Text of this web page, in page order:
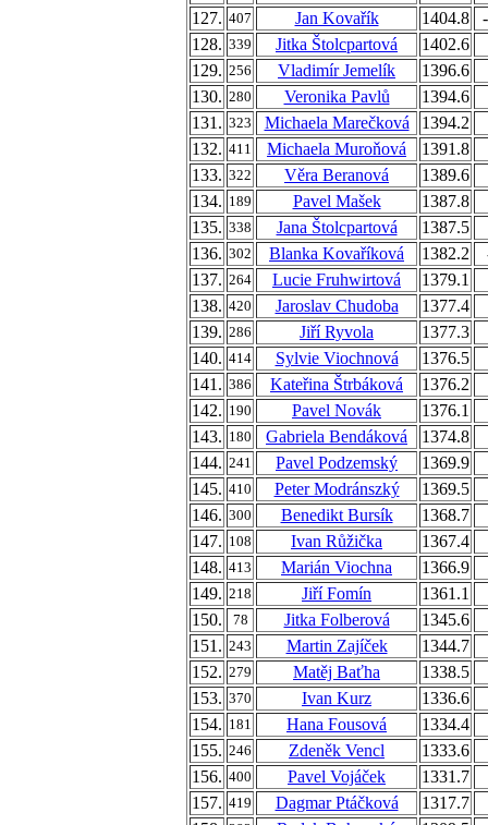
127. 407 Jan Kovařík 1404.8
128. 339 Jitka Štolcpartová
1402.6
129. 256 Vladimír Jemelík
1396.6
130. 280 Veronika Pavlů
1394.6
131. 323 Michaela Marečková
1394.2
132. 411 Michaela Muroňová
1391.8
133. 322 Věra Beranová
1389.6
134. 189 Pavel Mašek
1387.8
135. 338 Jana Štolcpartová
1387.5
136. 302 Blanka Kovaříková 1382.2
137. 264 Lucie Fruhwirtová
1379.1
138. 420 Jaroslav Chudoba
1377.4
139. 286 Jiří Ryvola
1377.3
140. 414 Sylvie Viochnová
1376.5
141. 386 Kateřina Štrbáková
1376.2
142. 190 Pavel Novák
1376.1
143. 180 Gabriela Bendáková
1374.8
144. 241 Pavel Podzemský
1369.9
145. 410 Peter Modránszký
1369.5
146. 300 Benedikt Bursík
1368.7
147. 108 Ivan Růžička
1367.4
148. 413 Marián Viochna
1366.9
149. 218 Jiří Fomín
1361.1
150.
78 Jitka Folberová
1345.6
151. 243 Martin Zajíček
1344.7
152. 279 Matěj Baťha
1338.5
153. 370 Ivan Kurz
1336.6
154. 181 Hana Fousová
1334.4
155. 246 Zdeněk Vencl
1333.6
156. 400 Pavel Vojáček
1331.7
157. 419 Dagmar Ptáčková
1317.7